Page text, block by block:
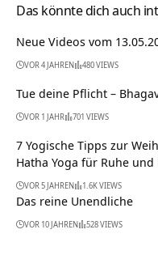
Das könnte dich auch
Neue Videos vom
VOR 4 JAHREN 480 VIEWS
Tue deine Pflicht –
VOR 1 JAHR 701 VIEWS
7 Yogische Tipps zur
Hatha Yoga für Ruhe
VOR 5 JAHREN 1.6K VIEWS
Das reine Unendliche
VOR 10 JAHREN 528 VIEWS